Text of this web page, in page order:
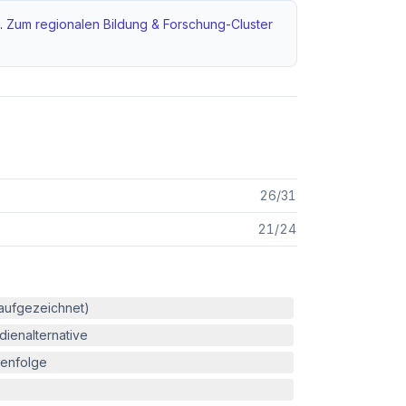
Zum regionalen Bildung & Forschung-Cluster
26/31
21 /24